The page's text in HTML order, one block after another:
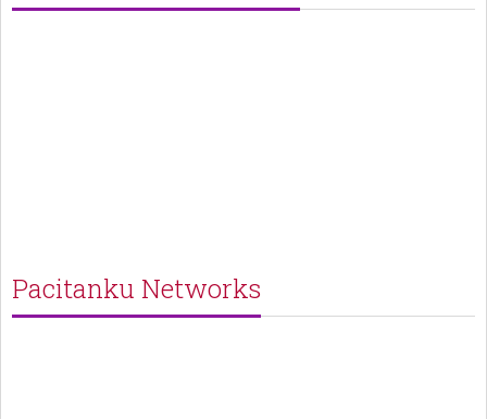
Pacitanku Networks